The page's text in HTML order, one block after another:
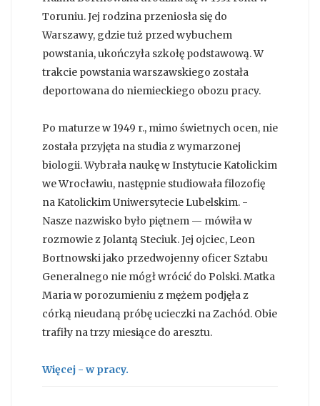
Toruniu. Jej rodzina przeniosła się do
Warszawy, gdzie tuż przed wybuchem
powstania, ukończyła szkołę podstawową. W
trakcie powstania warszawskiego została
deportowana do niemieckiego obozu pracy.
Po maturze w 1949 r., mimo świetnych ocen, nie
została przyjęta na studia z wymarzonej
biologii. Wybrała naukę w Instytucie Katolickim
we Wrocławiu, następnie studiowała filozofię
na Katolickim Uniwersytecie Lubelskim. -
Nasze nazwisko było piętnem — mówiła w
rozmowie z Jolantą Steciuk. Jej ojciec, Leon
Bortnowski jako przedwojenny oficer Sztabu
Generalnego nie mógł wrócić do Polski. Matka
Maria w porozumieniu z mężem podjęła z
córką nieudaną próbę ucieczki na Zachód. Obie
trafiły na trzy miesiące do aresztu.
Więcej - w pracy.